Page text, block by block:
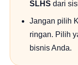
SLHS dari
Jangan pilih
ringan. Pilih
bisnis Anda.